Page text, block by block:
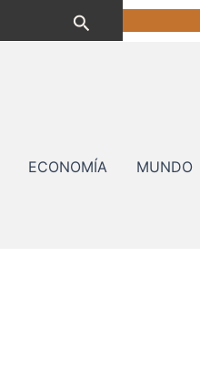
Buscar
ECONOMÍA MUNDO